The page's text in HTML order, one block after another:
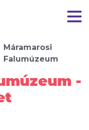
Máramarosi
Falumúzeum
-